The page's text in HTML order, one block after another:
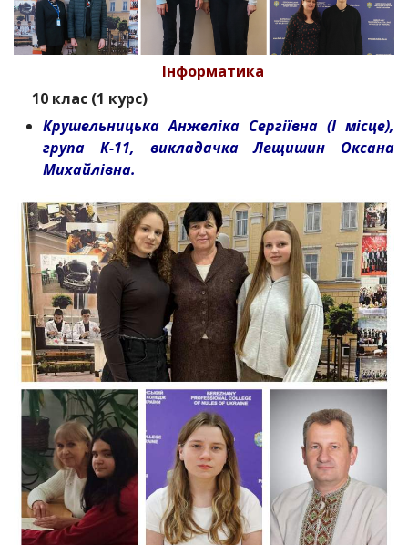
Інформатика
10 клас (1 курс)
Крушельницька Анжеліка Сергіївна (І місце),
група К-11, викладачка Лещишин Оксана
Михайлівна.